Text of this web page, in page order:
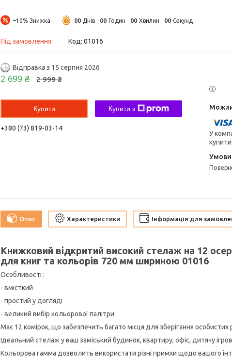
–10% 00 Днів 00 Годин 00 Хвилин 00 Секунд
Під замовлення Код: 01016
Відправка з 15 серпня 2026
2 999 ₴
2 699 ₴
Купити Купити з
+380 (73) 819-03-14
У
Опис Характеристики Інформація для
Книжковий відкритий високий стелаж на 12
для книг та кольорів 720 мм шириною 01016
Особливості :
- вмісткий
- простий у догляді
- великий вибір кольорової палітри
Має 12 комірок, що забезпечить багато місця для зберігання
Ідеальний стелаж у ваш заміський будинок, квартиру, офіс, дитячу
Кольорова гамма дозволить використати різні примхи щодо вашого